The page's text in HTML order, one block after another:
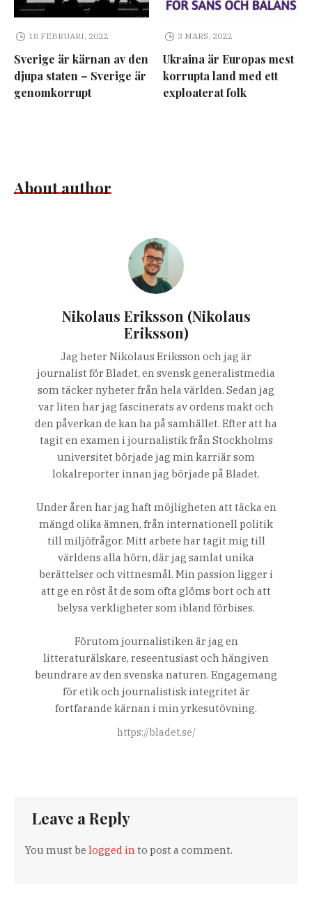
18 FEBRUARI, 2022
Sverige är kärnan av den
djupa staten – Sverige är
genomkorrupt
3 MARS, 2022
Ukraina är Europas mest
korrupta land med ett
exploaterat folk
About author
Nikolaus Eriksson (Nikolaus
Eriksson)
Jag heter Nikolaus Eriksson och jag är
journalist för Bladet, en svensk generalistmedia
som täcker nyheter från hela världen. Sedan jag
var liten har jag fascinerats av ordens makt och
den påverkan de kan ha på samhället. Efter att ha
tagit en examen i journalistik från Stockholms
universitet började jag min karriär som
lokalreporter innan jag började på Bladet.
Under åren har jag haft möjligheten att täcka en
mängd olika ämnen, från internationell politik
till miljöfrågor. Mitt arbete har tagit mig till
världens alla hörn, där jag samlat unika
berättelser och vittnesmål. Min passion ligger i
att ge en röst åt de som ofta glöms bort och att
belysa verkligheter som ibland förbises.
Förutom journalistiken är jag en
litteraturälskare, reseentusiast och hängiven
beundrare av den svenska naturen. Engagemang
för etik och journalistisk integritet är
fortfarande kärnan i min yrkesutövning.
https://bladet.se/
Leave a Reply
You must belogged in to post a comment.